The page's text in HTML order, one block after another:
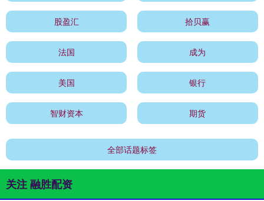
股盈汇 拾贝赢
法国 成为
美国 银行
智财资本 期货
全部话题标签
关注 融胜配资